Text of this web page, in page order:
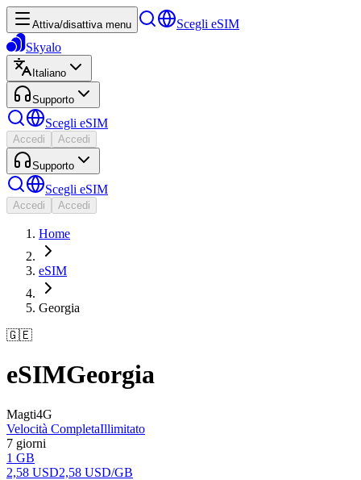
Attiva/disattiva menu
Scegli eSIM
Skyalo
Italiano
Supporto
Scegli eSIM
Accedi Accedi
Supporto
Scegli eSIM
Accedi Accedi
Home
eSIM
Georgia
🇬🇪
eSIMGeorgia
Magti4G
Velocità CompletaIllimitato
7 giorni
1 GB
2,58 USD2,58 USD/GB